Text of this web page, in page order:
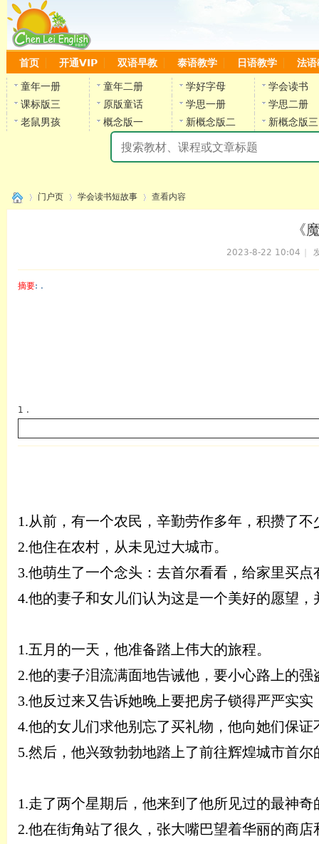
首页 开通VIP 双语早教 泰语教学 日语教学 法语
童年一册 童年二册 学好字母
学会读书
课标版三
原版童话 学思一册
学思二册
老鼠男孩
概念版一 新概念版二 新概念版三
门户页 学会读书短故事 查看内容
《
2023-8-22 10:04
摘要: .
1 .
1.从前，有一个农民，辛勤劳作多年，积攒了不
2.他住在农村，从未见过大城市。
3.他萌生了一个念头：去首尔看看，给家里买
4.他的妻子和女儿们认为这是一个美好的愿望，
1.五月的一天，他准备踏上伟大的旅程。
2.他的妻子泪流满面地告诫他，要小心路上的
3.他反过来又告诉她晚上要把房子锁得严严实
4.他的女儿们求他别忘了买礼物，他向她们保证
5.然后，他兴致勃勃地踏上了前往辉煌城市首尔
1.走了两个星期后，他来到了他所见过的最神奇
2.他在街角站了很久，张大嘴巴望着华丽的商店